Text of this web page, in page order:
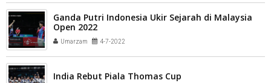
Ganda Putri Indonesia Ukir Sejarah di Malaysia
Open 2022
Umarzam 4-7-2022
India Rebut Piala Thomas Cup